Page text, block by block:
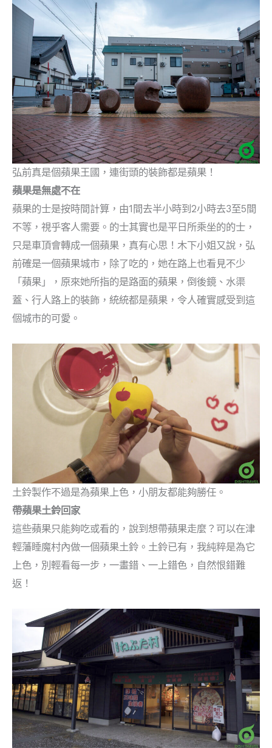
弘前真是個蘋果王國，連街頭的裝飾都是蘋果！
蘋果是無處不在
蘋果的士是按時間計算，由1間去半小時到2小時去3至5間
不等，視乎客人需要。的士其實也是平日所乘坐的的士，
只是車頂會轉成一個蘋果，真有心思！木下小姐又說，弘
前確是一個蘋果城市，除了吃的，她在路上也看見不少
「蘋果」，原來她所指的是路面的蘋果，倒後鏡、水渠
蓋、行人路上的裝飾，統統都是蘋果，令人確實感受到這
個城市的可愛。
土鈴製作不過是為蘋果上色，小朋友都能夠勝任。
帶蘋果土鈴回家
這些蘋果只能夠吃或看的，說到想帶蘋果走麼？可以在津
輕藩睡魔村內做一個蘋果土鈴。土鈴已有，我純粹是為它
上色，別輕看每一步，一畫錯、一上錯色，自然恨錯難
返！